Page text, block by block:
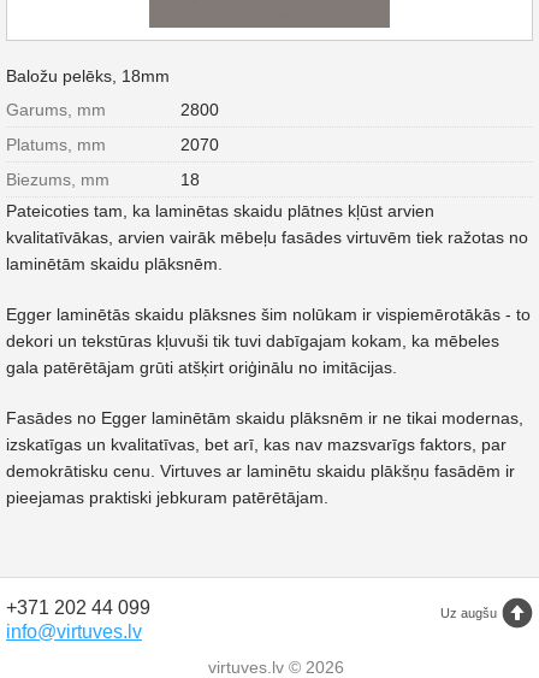
Baložu pelēks, 18mm
Garums, mm
2800
Platums, mm
2070
Biezums, mm
18
Pateicoties tam, ka laminētas skaidu plātnes kļūst arvien
kvalitatīvākas, arvien vairāk mēbeļu fasādes virtuvēm tiek ražotas no
laminētām skaidu plāksnēm.
Egger laminētās skaidu plāksnes šim nolūkam ir vispiemērotākās - to
dekori un tekstūras kļuvuši tik tuvi dabīgajam kokam, ka mēbeles
gala patērētājam grūti atšķirt oriģinālu no imitācijas.
Fasādes no Egger laminētām skaidu plāksnēm ir ne tikai modernas,
izskatīgas un kvalitatīvas, bet arī, kas nav mazsvarīgs faktors, par
demokrātisku cenu. Virtuves ar laminētu skaidu plākšņu fasādēm ir
pieejamas praktiski jebkuram patērētājam.
Uz augšu
+371 202 44 099
info@virtuves.lv
virtuves.lv © 2026